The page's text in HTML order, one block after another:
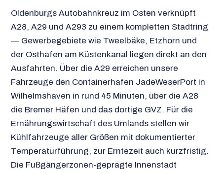
Oldenburgs Autobahnkreuz im Osten verknüpft
A28, A29 und A293 zu einem kompletten Stadtring
— Gewerbegebiete wie Tweelbäke, Etzhorn und
der Osthafen am Küstenkanal liegen direkt an den
Ausfahrten. Über die A29 erreichen unsere
Fahrzeuge den Containerhafen JadeWeserPort in
Wilhelmshaven in rund 45 Minuten, über die A28
die Bremer Häfen und das dortige GVZ. Für die
Ernährungswirtschaft des Umlands stellen wir
Kühlfahrzeuge aller Größen mit dokumentierter
Temperaturführung, zur Erntezeit auch kurzfristig.
Die Fußgängerzonen-geprägte Innenstadt